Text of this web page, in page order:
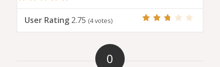
User Rating 2.75 (4votes)
0